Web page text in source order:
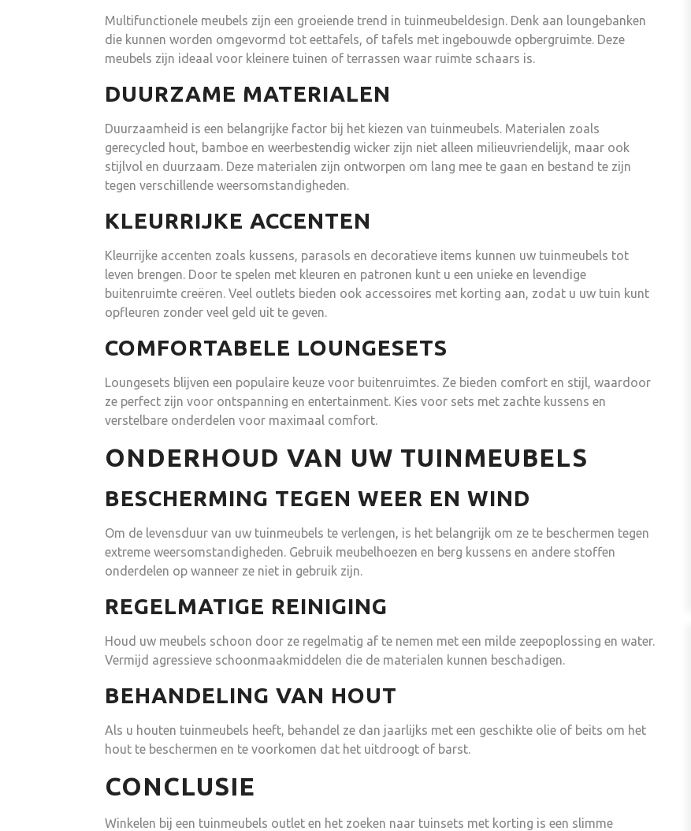
Multifunctionele meubels zijn een groeiende trend in tuinmeubeldesign. Denk aan loungebanken
die kunnen worden omgevormd tot eettafels, of tafels met ingebouwde opbergruimte. Deze
meubels zijn ideaal voor kleinere tuinen of terrassen waar ruimte schaars is.
DUURZAME MATERIALEN
Duurzaamheid is een belangrijke factor bij het kiezen van tuinmeubels. Materialen zoals
gerecycled hout, bamboe en weerbestendig wicker zijn niet alleen milieuvriendelijk, maar ook
stijlvol en duurzaam. Deze materialen zijn ontworpen om lang mee te gaan en bestand te zijn
tegen verschillende weersomstandigheden.
KLEURRIJKE ACCENTEN
Kleurrijke accenten zoals kussens, parasols en decoratieve items kunnen uw tuinmeubels tot
leven brengen. Door te spelen met kleuren en patronen kunt u een unieke en levendige
buitenruimte creëren. Veel outlets bieden ook accessoires met korting aan, zodat u uw tuin kunt
opfleuren zonder veel geld uit te geven.
COMFORTABELE LOUNGESETS
Loungesets blijven een populaire keuze voor buitenruimtes. Ze bieden comfort en stijl, waardoor
ze perfect zijn voor ontspanning en entertainment. Kies voor sets met zachte kussens en
verstelbare onderdelen voor maximaal comfort.
ONDERHOUD VAN UW TUINMEUBELS
BESCHERMING TEGEN WEER EN WIND
Om de levensduur van uw tuinmeubels te verlengen, is het belangrijk om ze te beschermen tegen
extreme weersomstandigheden. Gebruik meubelhoezen en berg kussens en andere stoffen
onderdelen op wanneer ze niet in gebruik zijn.
REGELMATIGE REINIGING
Houd uw meubels schoon door ze regelmatig af te nemen met een milde zeepoplossing en water.
Vermijd agressieve schoonmaakmiddelen die de materialen kunnen beschadigen.
BEHANDELING VAN HOUT
Als u houten tuinmeubels heeft, behandel ze dan jaarlijks met een geschikte olie of beits om het
hout te beschermen en te voorkomen dat het uitdroogt of barst.
CONCLUSIE
Winkelen bij een tuinmeubels outlet en het zoeken naar tuinsets met korting is een slimme